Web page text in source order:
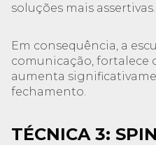
soluções mais assertivas.
Em consequência, a
comunicação, fortalece
aumenta
fechamento.
TÉCNICA 3: